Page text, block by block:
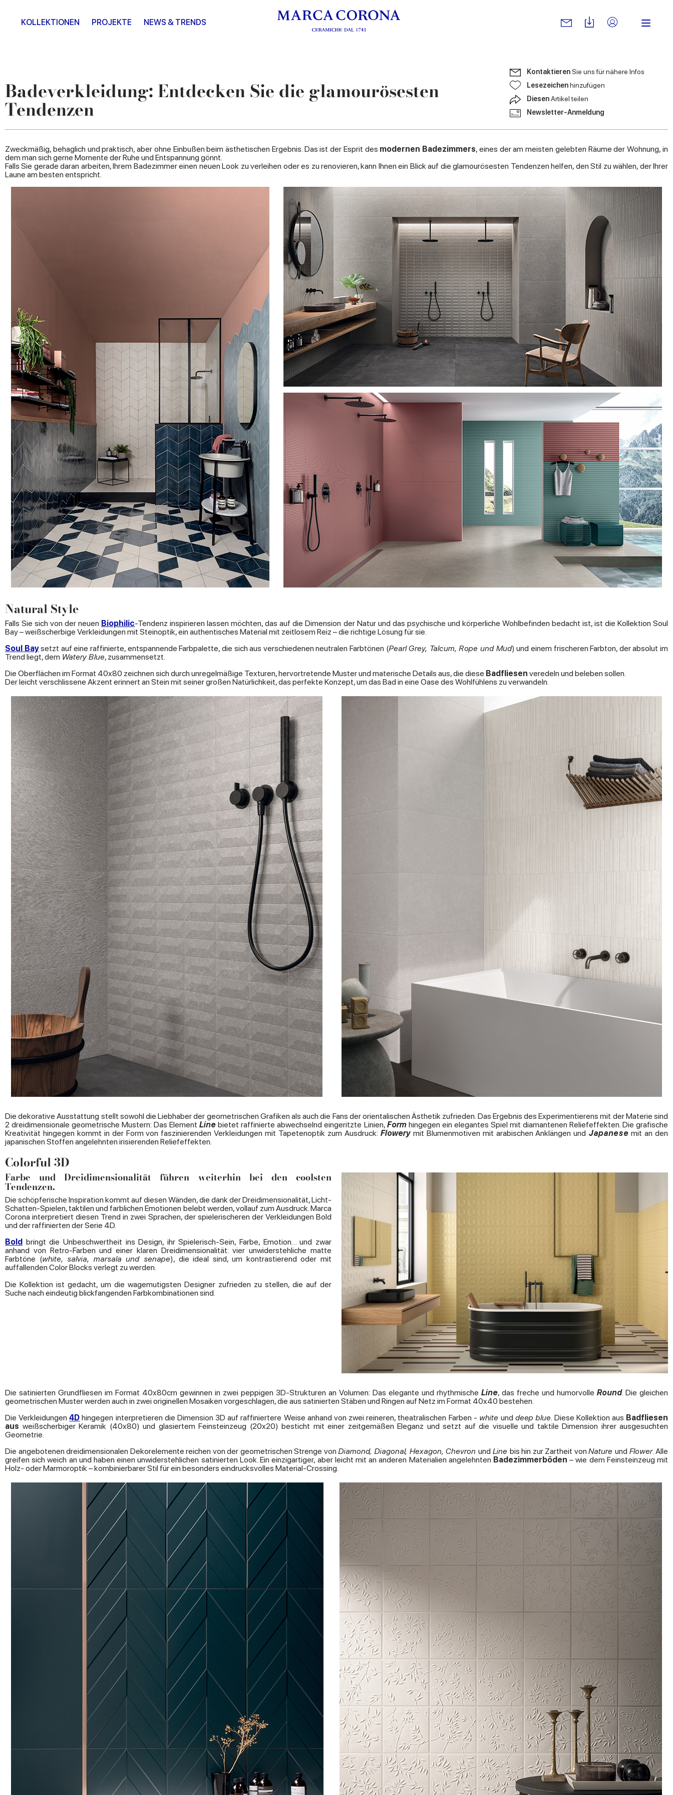
KOLLEKTIONEN PROJEKTE NEWS & TRENDS
Badeverkleidung: Entdecken Sie die glamourösesten
Tendenzen
KontaktierenSie uns für nähere Infos
Lesezeichenhinzufügen
DiesenArtikel teilen
Newsletter-Anmeldung
Zweckmäßig, behaglich und praktisch, aber ohne Einbußen beim ästhetischen Ergebnis. Das ist der Esprit des modernen Badezimmers, eines der am meisten gelebten Räume der Wohnung, in
dem man sich gerne Momente der Ruhe und Entspannung gönnt.
Falls Sie gerade daran arbeiten, Ihrem Badezimmer einen neuen Look zu verleihen oder es zu renovieren, kann Ihnen ein Blick auf die glamourösesten Tendenzen helfen, den Stil zu wählen, der Ihrer
Laune am besten entspricht.
Natural Style
Falls Sie sich von der neuen Biophilic-Tendenz inspirieren lassen möchten, das auf die Dimension der Natur und das psychische und körperliche Wohlbefinden bedacht ist, ist die Kollektion Soul
Bay – weißscherbige Verkleidungen mit Steinoptik, ein authentisches Material mit zeitlosem Reiz – die richtige Lösung für sie.
Soul Baysetzt auf eine raffinierte, entspannende Farbpalette, die sich aus verschiedenen neutralen Farbtönen (Pearl Grey, Talcum, Rope und Mud) und einem frischeren Farbton, der absolut im
Trend liegt, dem Watery Blue, zusammensetzt.
Die Oberflächen im Format 40x80 zeichnen sich durch unregelmäßige Texturen, hervortretende Muster und materische Details aus, die diese Badfliesen veredeln und beleben sollen.
Der leicht verschlissene Akzent erinnert an Stein mit seiner großen Natürlichkeit, das perfekte Konzept, um das Bad in eine Oase des Wohlfühlens zu verwandeln.
Die dekorative Ausstattung stellt sowohl die Liebhaber der geometrischen Grafiken als auch die Fans der orientalischen Ästhetik zufrieden. Das Ergebnis des Experimentierens mit der Materie sind
2 dreidimensionale geometrische Mustern: Das ElementLine bietet raffinierte abwechselnd eingeritzte Linien, Formhingegen ein elegantes Spiel mit diamantenen Reliefeffekten. Die grafische
Kreativität hingegen kommt in der Form von faszinierenden Verkleidungen mit Tapetenoptik zum Ausdruck: Flowerymit Blumenmotiven mit arabischen Anklängen und Japanese mit an den
japanischen Stoffen angelehnten irisierenden Reliefeffekten.
Colorful 3D
Farbe und Dreidimensionalität führen weiterhin bei den coolsten
Tendenzen.
Die schöpferische Inspiration kommt auf diesen Wänden, die dank der Dreidimensionalität, Licht-
Schatten-Spielen, taktilen und farblichen Emotionen belebt werden, vollauf zum Ausdruck. Marca
Corona interpretiert diesen Trend in zwei Sprachen, der spielerischeren der Verkleidungen Bold
und der raffinierten der Serie 4D.
Bold bringt die Unbeschwertheit ins Design, ihr Spielerisch-Sein, Farbe, Emotion… und zwar
anhand von Retro-Farben und einer klaren Dreidimensionalität: vier unwiderstehliche matte
Farbtöne (white, salvia, marsala und senape), die ideal sind, um kontrastierend oder mit
auffallenden Color Blocks verlegt zu werden.
Die Kollektion ist gedacht, um die wagemutigsten Designer zufrieden zu stellen, die auf der
Suche nach eindeutig blickfangenden Farbkombinationen sind.
Die satinierten Grundfliesen im Format 40x80cm gewinnen in zwei peppigen 3D-Strukturen an Volumen: Das elegante und rhythmische Line, das freche und humorvolle Round. Die gleichen
geometrischen Muster werden auch in zwei originellen Mosaiken vorgeschlagen, die aus satinierten Stäben und Ringen auf Netz im Format 40x40 bestehen.
Die Verkleidungen4D hingegen interpretieren die Dimension 3D auf raffiniertere Weise anhand von zwei reineren, theatralischen Farben - whiteunddeep blue. Diese Kollektion aus Badfliesen
aus weißscherbiger Keramik (40x80) und glasiertem Feinsteinzeug (20x20) besticht mit einer zeitgemäßen Eleganz und setzt auf die visuelle und taktile Dimension ihrer ausgesuchten
Geometrie.
Die angebotenen dreidimensionalen Dekorelemente reichen von der geometrischen Strenge vonDiamond, Diagonal, Hexagon, Chevron und Line bis hin zur Zartheit vonNature und Flower. Alle
greifen sich weich an und haben einen unwiderstehlichen satinierten Look. Ein einzigartiger, aber leicht mit an anderen Materialien angelehnten Badezimmerböden – wie dem Feinsteinzeug mit
Holz- oder Marmoroptik – kombinierbarer Stil für ein besonders eindrucksvolles Material-Crossing.